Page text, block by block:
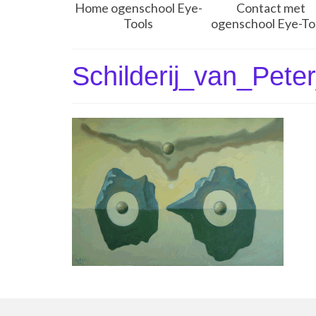
Home ogenschool Eye-
Tools
Contact met
ogenschool Eye-